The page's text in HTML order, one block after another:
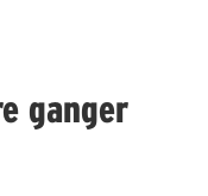
ganger